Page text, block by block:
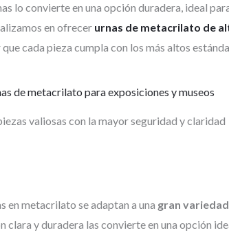
lo convierte en una opción duradera, ideal
en ofrecer urnas de metacrilato de
cada pieza cumpla con los más altos
valiosas con la mayor seguridad y claridad
en metacrilato se adaptan a una gran
clara y duradera las convierte en una opción